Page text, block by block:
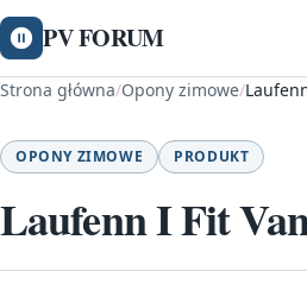
PV FORUM
Strona główna/Opony zimowe/
OPONY ZIMOWE PRODUKT
Laufenn I Fit